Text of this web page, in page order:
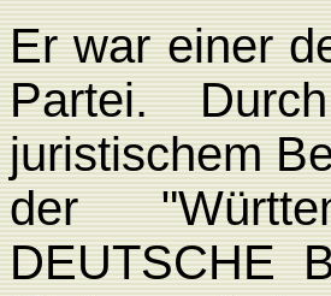
Er war einer
Partei.
juristischem
der
DEUTSCHE